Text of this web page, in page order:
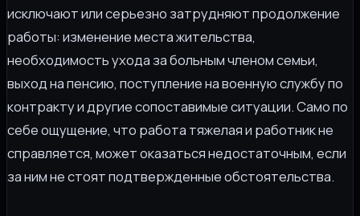
исключают или серьезно затрудняют продолжение
работы: изменение места жительства,
необходимость ухода за больным членом семьи,
выход на пенсию, поступление на военную службу по
контракту и другие сопоставимые ситуации. Само по
себе ощущение, что работа тяжелая и работник не
справляется, может оказаться недостаточным, если
за ним не стоят подтвержденные обстоятельства.